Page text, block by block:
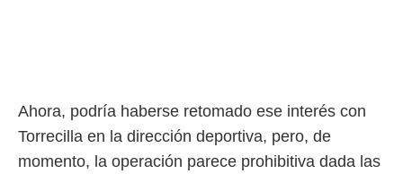
datos
perfiles
Ahora, podría haberse retomado ese interés con
Torrecilla en la dirección deportiva, pero, de
momento, la operación parece prohibitiva dada las